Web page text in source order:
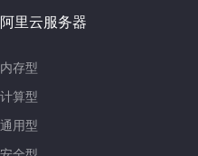
阿里云服务器
内存型
计算型
通用型